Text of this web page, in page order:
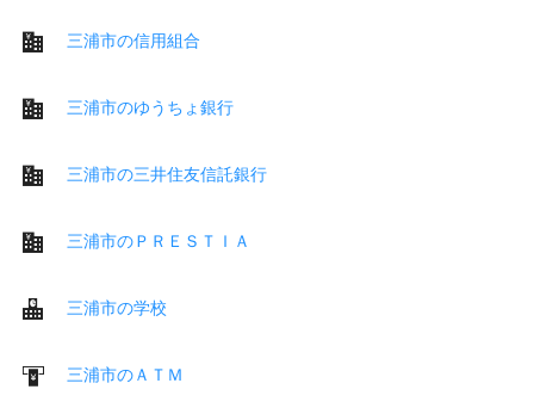
三浦市の信用組合
三浦市のゆうちょ銀行
三浦市の三井住友信託銀行
三浦市のＰＲＥＳＴＩＡ
三浦市の学校
三浦市のＡＴＭ